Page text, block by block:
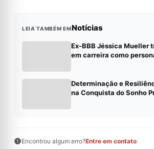
LEIA TAMBÉM EMNotícias
Ex-BBB Jéssica Mueller
em carreira como
Determinação e
na Conquista do Sonho
Encontrou algum erro?Entre em contato